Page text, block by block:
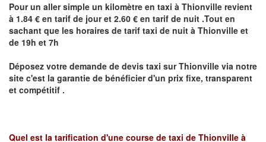
Pour un aller simple un kilomètre en taxi à Thionville revient
à 1.84 € en tarif de jour et 2.60 € en tarif de nuit .Tout en
sachant que les horaires de tarif taxi de nuit à Thionville et
de 19h et 7h
Déposez votre demande de devis taxi surThionville via notre
site c'est la garantie de bénéficier d'un prix fixe, transparent
et compétitif .
Quel est la tarification d'une course de taxi de Thionville à